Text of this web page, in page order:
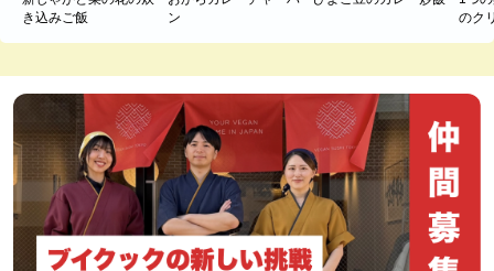
き込みご飯
ン
のク